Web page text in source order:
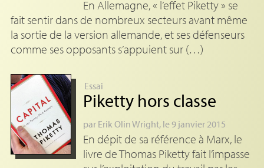
En Allemagne, « l’effet Piketty » se
fait sentir dans de nombreux secteurs avant même
la sortie de la version allemande, et ses défenseurs
comme ses opposants s’appuient sur (…)
Essai
Piketty hors classe
par Erik Olin Wright, le 9 janvier 2015
En dépit de sa référence à Marx, le
livre de Thomas Piketty fait l’impasse